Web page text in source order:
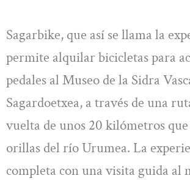
Sagarbike, que así se llama la
permite alquilar bicicletas para
pedales al Museo de la Sidra
Sagardoetxea, a través de una
vuelta de unos 20 kilómetros
orillas del río Urumea. La
completa con una visita guida al